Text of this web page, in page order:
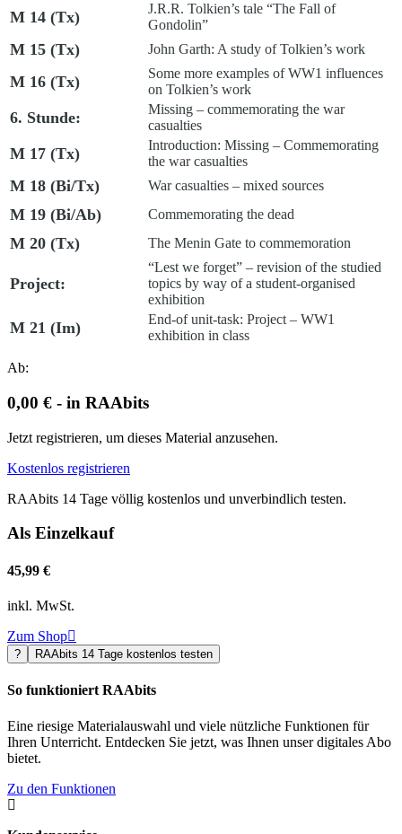
M 14 (Tx)
J.R.R. Tolkien’s tale “The Fall of
Gondolin”
M 15 (Tx) John Garth: A study of Tolkien’s work
M 16 (Tx)
Some more examples of WW1 influences
on Tolkien’s work
6. Stunde:
Missing – commemorating the war
casualties
M 17 (Tx)
Introduction: Missing – Commemorating
the war casualties
M 18 (Bi/Tx) War casualties – mixed sources
M 19 (Bi/Ab) Commemorating the dead
M 20 (Tx) The Menin Gate to commemoration
Project:
“Lest we forget” – revision of the studied
topics by way of a student-organised
exhibition
M 21 (Im)
End-of unit-task: Project – WW1
exhibition in class
Ab:
0,00 € - in RAAbits
Jetzt registrieren, um dieses Material anzusehen.
Kostenlos registrieren
RAAbits 14 Tage völlig kostenlos und unverbindlich testen.
Als Einzelkauf
45,99 €
inkl. MwSt.
Zum Shop
? RAAbits 14 Tage kostenlos testen
So funktioniert RAAbits
Eine riesige Materialauswahl und viele nützliche Funktionen für
Ihren Unterricht. Entdecken Sie jetzt, was Ihnen unser digitales Abo
bietet.
Zu den Funktionen
